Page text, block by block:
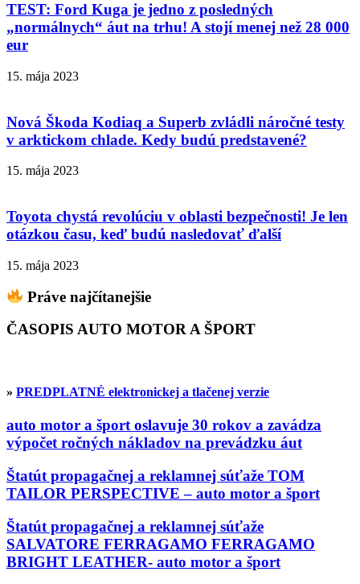
TEST: Ford Kuga je jedno z posledných
„normálnych“ áut na trhu! A stojí menej než 28 000
eur
15. mája 2023
Nová Škoda Kodiaq a Superb zvládli náročné testy
v arktickom chlade. Kedy budú predstavené?
15. mája 2023
Toyota chystá revolúciu v oblasti bezpečnosti! Je len
otázkou času, keď budú nasledovať ďalší
15. mája 2023
Práve najčítanejšie
ČASOPIS AUTO MOTOR A ŠPORT
» PREDPLATNÉ elektronickej a tlačenej verzie
auto motor a šport oslavuje 30 rokov a zavádza
výpočet ročných nákladov na prevádzku áut
Štatút propagačnej a reklamnej súťaže TOM
TAILOR PERSPECTIVE – auto motor a šport
Štatút propagačnej a reklamnej súťaže
SALVATORE FERRAGAMO FERRAGAMO
BRIGHT LEATHER- auto motor a šport